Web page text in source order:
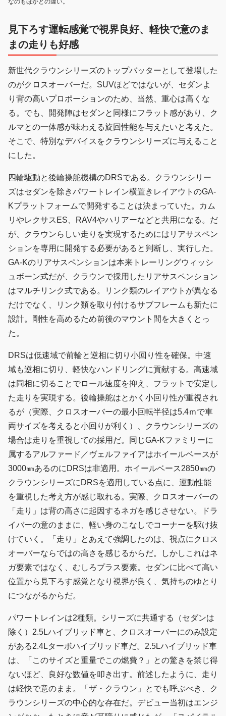
なのもほかとの違い。
見下ろす運転感覚で視界良好、軽快で意のま
まの走りも好感
新世代クラウンシリーズのトップバッターとして登場した
のがクロスオーバーだ。SUVほどではないが、セダンよ
り背の高いプロポーションのため、当然、重心は高くな
る。でも、開発陣はセダンと同様にフラット感があり、ク
ルマとの一体感が味わえる旋回性能を与えたいと考えた。
そこで、特別なデバイスをクラウンシリーズに与えること
にした。
四輪駆動と後輪操舵機構のDRSである。クラウンシリー
ズはセダンを除きパワートレイン横置きレイアウトのGA-
Kプラットフォームで開発することは決まっていた。カム
リやレクサスES、RAV4やハリアーなどと共用になる。だ
が、クラウンらしい走りを実現するためにはリアサスペン
ションを専用に開発する必要があると判断し、実行した。
GA-Kのリアサスペンションは本来トレーリングウィッシ
ュボーン式だが、クラウンで採用したリアサスペンション
はマルチリンク式である。リンク類のレイアウトが異なる
だけでなく、リンク類を取り付けるサブフレームも新たに
設計。剛性を高めるため前後のマウント間を大きくとっ
た。
DRSは低速域で前輪と逆相に切り小回り性を確保。中速
域も逆相に切り、軽快なハンドリングに貢献する。高速域
は同相に切ることでロール速度を抑え、フラットで安定し
た走りを実現する。後輪操舵はとかく小回り性が重視され
るが（実際、クロスオーバーの最小回転半径は5.4ｍで車
両サイズを考えると小回りが利く）、クラウンシリーズの
場合は走りを重視しての採用だ。同じGA-Kファミリーに
属するアルファード／ヴェルファイアはホイールベースが
3000㎜あるのにDRSは非適用。ホイールベース2850㎜の
クラウンシリーズにDRSを適用している点に、運動性能
を重視した考え方が感じ取れる。実際、クロスオーバーの
「走り」は背の高さに起因するネガを感じさせない。ドラ
イバーの意のままに、軽い身のこなしでコーナーを駆け抜
けていく。「走り」とあえて強調したのは、視点にクロス
オーバーならではの高さを感じるからだ。しかしこれはネ
ガ要素ではなく、むしろプラス要素。セダンに比べて高い
位置から見下ろす感覚となり視界が良く、気持ちのゆとり
につながるからだ。
パワートレインは2種類。シリーズに共通する（セダンは
除く）2.5Lハイブリッド車と、クロスオーバーにのみ設定
がある2.4Lターボハイブリッド車だ。2.5Lハイブリッド車
は、「このサイズと重量でこの燃費？」との驚きを禁じ得
ないほど、良好な数値を叩き出す。前述したように、走り
は軽快で意のまま。「ザ・クラウン」とでも呼ぶべき、ク
ラウンシリーズの中心的な存在だ。デビュー当初はエンジ